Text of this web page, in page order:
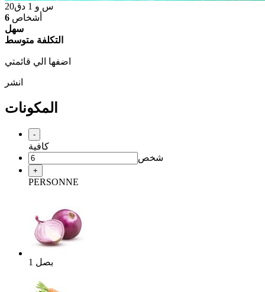
20 س و 1 دق
6 أشخاص
سهل
التكلفة متوسط
اضفها الي قائمتي
انشر
المكونات
-
كافية
شخص
+
PERSONNE
1 بصل